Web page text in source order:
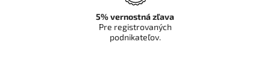
5% vernostná zľava
Pre registrovaných
podnikateľov.